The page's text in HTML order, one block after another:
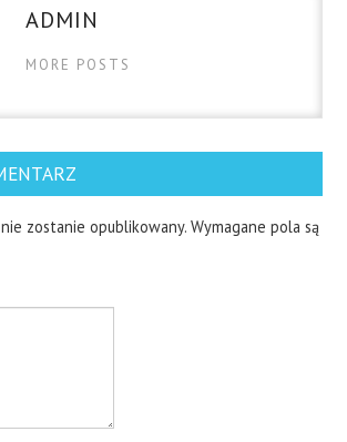
ADMIN
MORE POSTS
zostanie opublikowany. Wymagane pola są